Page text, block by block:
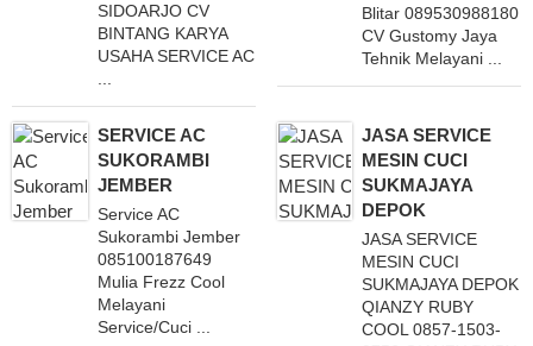
SIDOARJO CV
BINTANG KARYA
USAHA SERVICE AC
Blitar 089530988180
CV Gustomy Jaya
Tehnik Melayani ...
SERVICE AC
SUKORAMBI
JEMBER
Service AC
Sukorambi Jember
085100187649
Mulia Frezz Cool
Melayani
Service/Cuci ...
JASA SERVICE
MESIN CUCI
SUKMAJAYA
DEPOK
JASA SERVICE
MESIN CUCI
SUKMAJAYA DEPOK
QIANZY RUBY
COOL 0857-1503-